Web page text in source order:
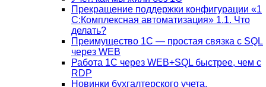
Прекращение поддержки конфигурации «1
С:Комплексная автоматизация» 1.1. Что
делать?
Преимущество 1С — простая связка с SQL
через WEB
Работа 1С через WEB+SQL быстрее, чем с
RDP
Новинки бухгалтерского учета.